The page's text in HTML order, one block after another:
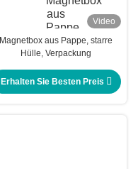
Video
Magnetbox aus Pappe, starre
Hülle, Verpackung
Erhalten Sie Besten Preis